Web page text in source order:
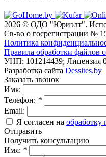
2026 © ОДО "Юриэлт".
Св-во о госрегистрации №
Политика
Правила обработки файлов
УНП: 101214439; Лицензия
Разработка сайта Dessites.by
Заказать звонок
Имя:
Телефон: *
Email:
Я согласен на обработку
Отправить
Получить консультацию
Имя: *